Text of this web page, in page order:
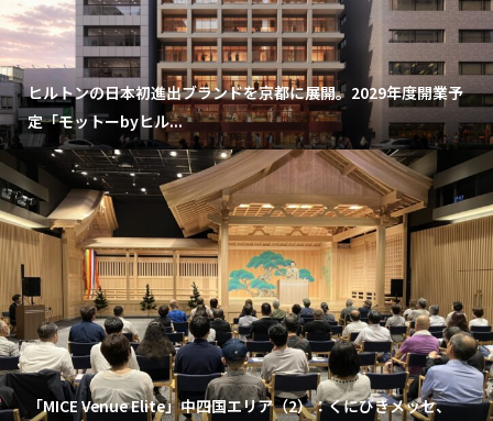
ヒルトンの日本初進出ブランドを京都に展開。2029年度開業予
定「モットーbyヒル...
「MICE Venue Elite」中四国エリア（2）：くにびきメッセ、